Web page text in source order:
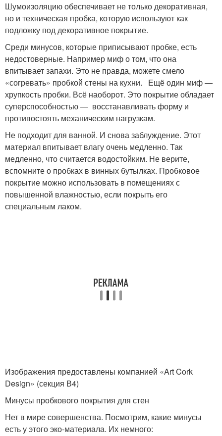
Шумоизоляцию обеспечивает не только декоративная,
но и техническая пробка, которую используют как
подложку под декоративное покрытие.
Среди минусов, которые приписывают пробке, есть
недостоверные. Например миф о том, что она
впитывает запахи. Это не правда, можете смело
«согревать» пробкой стены на кухни. Ещё один миф —
хрупкость пробки. Всё наоборот. Это покрытие обладает
суперспособностью — восстанавливать форму и
противостоять механическим нагрузкам.
Не подходит для ванной. И снова заблуждение. Этот
материал впитывает влагу очень медленно. Так
медленно, что считается водостойким. Не верите,
вспомните о пробках в винных бутылках. Пробковое
покрытие можно использовать в помещениях с
повышенной влажностью, если покрыть его
специальным лаком.
Изображения предоставлены компанией «Art Cork
Design» (секция В4)
Минусы пробкового покрытия для стен
Нет в мире совершенства. Посмотрим, какие минусы
есть у этого эко-материала. Их немного: